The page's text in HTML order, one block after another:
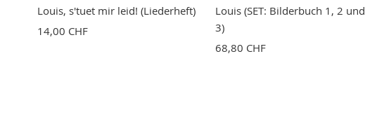
Louis, s'tuet mir leid! (Liederheft)
14,00 CHF
Louis (SET: Bilderbuch 1, 2 und
3)
68,80 CHF